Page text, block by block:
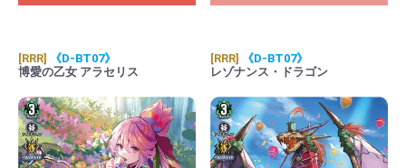
[RRR]
《D-BT07》
博愛の乙女 アラセリス
[RRR]
《D-BT07》
レゾナンス・ドラゴン